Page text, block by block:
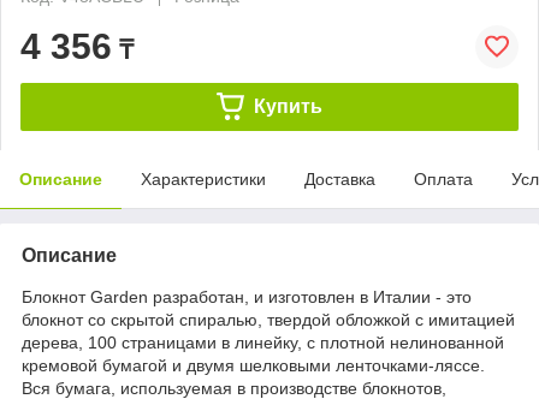
4 356 ₸
Купить
Описание Характеристики Доставка Оплата
Описание
Блокнот Garden разработан, и изготовлен в Италии - это
блокнот со скрытой спиралью, твердой обложкой с имитацией
дерева, 100 страницами в линейку, с плотной нелинованной
кремовой бумагой и двумя шелковыми ленточками-ляссе.
Вся бумага, используемая в производстве блокнотов,